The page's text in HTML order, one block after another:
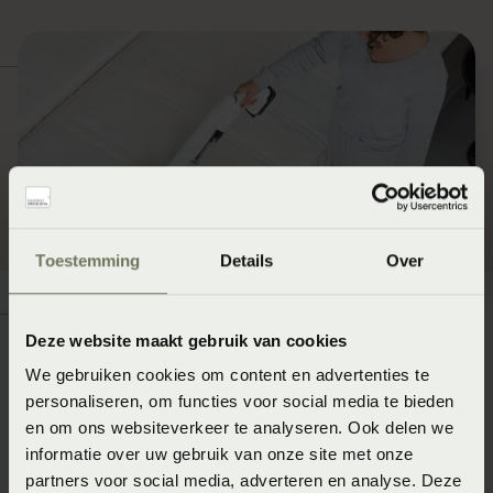
Toestemming Details Over
Deze website maakt gebruik van cookies
We gebruiken cookies om content en advertenties te
personaliseren, om functies voor social media te bieden
en om ons websiteverkeer te analyseren. Ook delen we
informatie over uw gebruik van onze site met onze
partners voor social media, adverteren en analyse. Deze
Jouw dekbed weer vrij van
huisstofmijt